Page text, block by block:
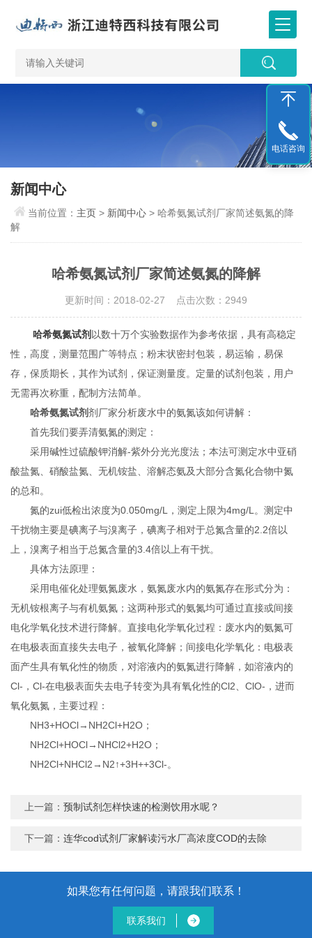
新闻中心
当前位置： 主页 > 新闻中心 > 哈希氨氮试剂厂家简述氨氮的降
解
哈希氨氮试剂厂家简述氨氮的降解
更新时间：2018-02-27 点击次数：2949
哈希氨氮试剂 以数十万个实验数据作为参考依据，具有高稳定
性，高度，测量范围广等特点；粉末状密封包装，易运输，易保
存，保质期长，其作为试剂，保证测量度。定量的试剂包装，用户
无需再次称重，配制方法简单。
哈希氨氮试剂剂厂家分析废水中的氨氮该如何讲解：
首先我们要弄清氨氮的测定：
采用碱性过硫酸钾消解-紫外分光光度法；本法可测定水中亚硝
酸盐氮、硝酸盐氮、无机铵盐、溶解态氨及大部分含氮化合物中氮
的总和。
氮的zui低检出浓度为0.050mg/L，测定上限为4mg/L。测定中
干扰物主要是碘离子与溴离子，碘离子相对于总氮含量的2.2倍以
上，溴离子相当于总氮含量的3.4倍以上有干扰。
具体方法原理：
采用电催化处理氨氮废水，氨氮废水内的氨氮存在形式分为：
无机铵根离子与有机氨氮；这两种形式的氨氮均可通过直接或间接
电化学氧化技术进行降解。直接电化学氧化过程：废水内的氨氮可
在电极表面直接失去电子，被氧化降解；间接电化学氧化：电极表
面产生具有氧化性的物质，对溶液内的氨氮进行降解，如溶液内的
Cl-，Cl-在电极表面失去电子转变为具有氧化性的Cl2、ClO-，进而
氧化氨氮，主要过程：
NH3+HOCl→NH2Cl+H2O；
NH2Cl+HOCl→NHCl2+H2O；
NH2Cl+NHCl2→N2↑+3H++3Cl-。
上一篇：预制试剂怎样快速的检测饮用水呢？
下一篇：连华cod试剂厂家解读污水厂高浓度COD的去除
如果您有任何问题，请跟我们联系！
联系我们
电话咨询